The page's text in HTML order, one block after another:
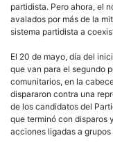
partidista. Pero ahora, el
avalados por más de la
sistema partidista a
El 20 de mayo, día del
que van para el segundo
comunitarios, en la
dispararon contra una
de los candidatos del
que terminó con disparos
acciones ligadas a grupos